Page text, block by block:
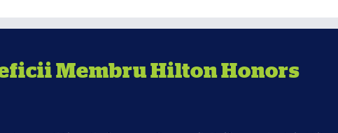
Membru Hilton Honors